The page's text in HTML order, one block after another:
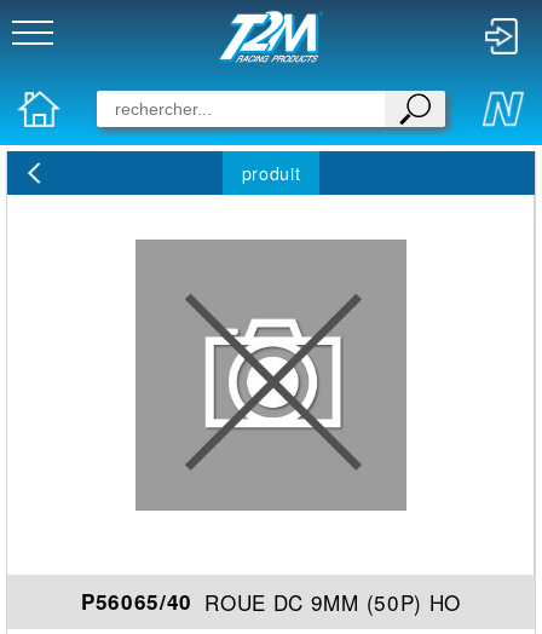
produit
P56065/40 ROUE DC 9MM (50P) HO